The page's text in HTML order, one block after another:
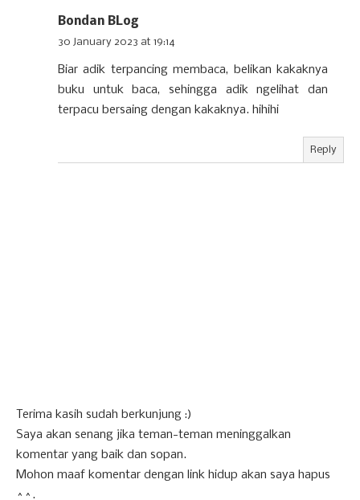
Bondan BLog
30 January 2023 at 19:14
Biar adik terpancing membaca, belikan kakaknya
buku untuk baca, sehingga adik ngelihat dan
terpacu bersaing dengan kakaknya. hihihi
Reply
Terima kasih sudah berkunjung :)
Saya akan senang jika teman-teman meninggalkan
komentar yang baik dan sopan.
Mohon maaf komentar dengan link hidup akan saya hapus
^^.